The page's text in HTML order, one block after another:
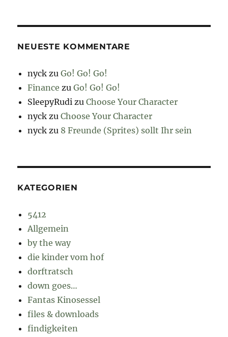
NEUESTE KOMMENTARE
nyck zuGo! Go! Go!
Finance zuGo! Go! Go!
SleepyRudi zuChoose Your Character
nyck zuChoose Your Character
nyck zu 8 Freunde (Sprites) sollt Ihr sein
KATEGORIEN
5412
Allgemein
by the way
die kinder vom hof
dorftratsch
down goes…
Fantas Kinosessel
files & downloads
findigkeiten